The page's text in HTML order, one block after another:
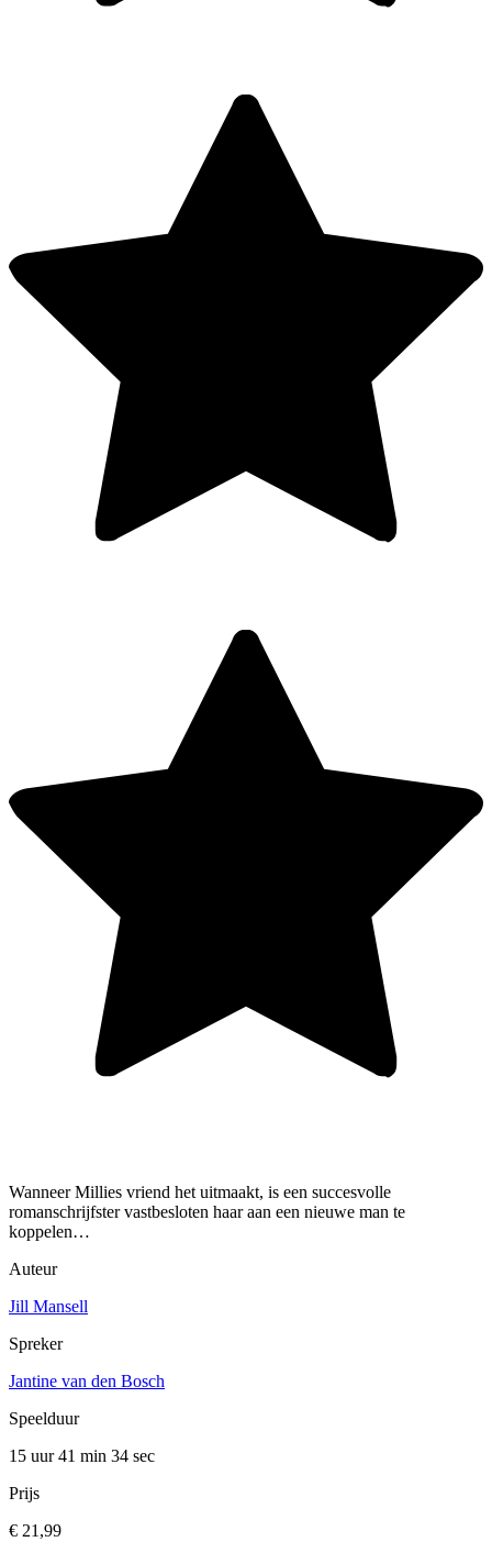
Wanneer Millies vriend het uitmaakt, is een succesvolle
romanschrijfster vastbesloten haar aan een nieuwe man te
koppelen…
Auteur
Jill Mansell
Spreker
Jantine van den Bosch
Speelduur
15 uur 41 min 34 sec
Prijs
€ 21,99